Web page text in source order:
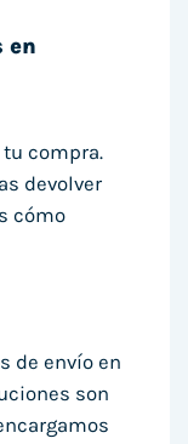
en
compra.
devolver
cómo
de envío en
son